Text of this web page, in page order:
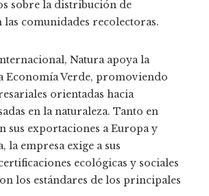
sobre la distribución de
las comunidades recolectoras.
Natura apoya la
Economía Verde, promoviendo
orientadas hacia
en la naturaleza. Tanto en
sus exportaciones a Europa y
la empresa exige a sus
ecológicas y sociales
los estándares de los principales